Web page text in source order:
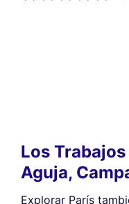
Los
Aguja,
Explorar París